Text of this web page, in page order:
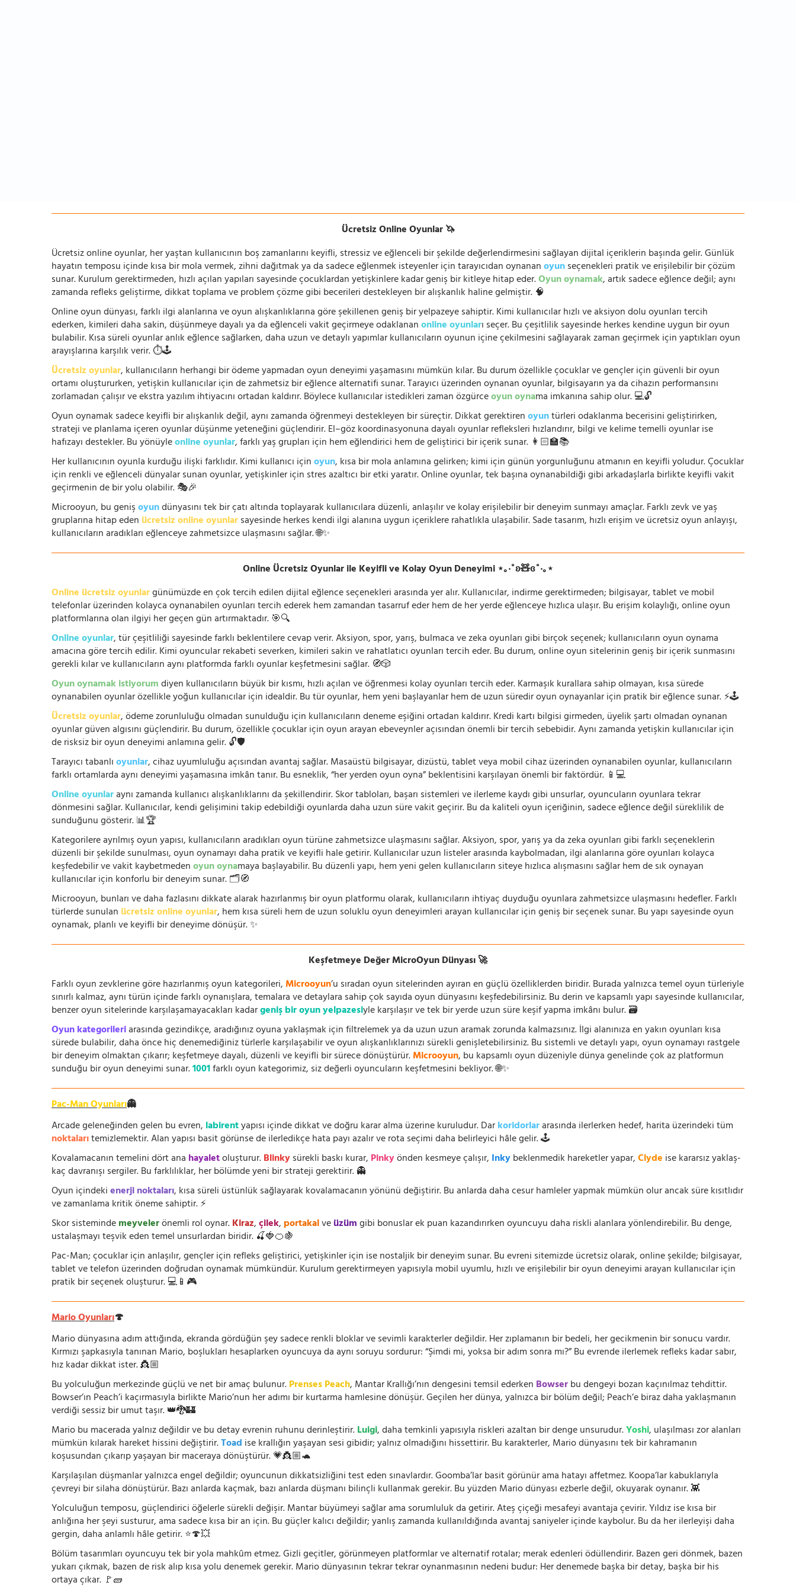
Ücretsiz Online Oyunlar 🦄
Ücretsiz online oyunlar, her yaştan kullanıcının boş zamanlarını keyifli, stressiz ve eğlenceli bir şekilde değerlendirmesini sağlayan dijital içeriklerin başında gelir. Günlük
hayatın temposu içinde kısa bir mola vermek, zihni dağıtmak ya da sadece eğlenmek isteyenler için tarayıcıdan oynananoyunseçenekleri pratik ve erişilebilir bir çözüm
sunar. Kurulum gerektirmeden, hızlı açılan yapıları sayesinde çocuklardan yetişkinlere kadar geniş bir kitleye hitap eder.Oyun oynamak, artık sadece eğlence değil; aynı
zamanda refleks geliştirme, dikkat toplama ve problem çözme gibi becerileri destekleyen bir alışkanlık haline gelmiştir. 🧠
Online oyun dünyası, farklı ilgi alanlarına ve oyun alışkanlıklarına göre şekillenen geniş bir yelpazeye sahiptir. Kimi kullanıcılar hızlı ve aksiyon dolu oyunları tercih
ederken, kimileri daha sakin, düşünmeye dayalı ya da eğlenceli vakit geçirmeye odaklananonline oyunları seçer. Bu çeşitlilik sayesinde herkes kendine uygun bir oyun
bulabilir. Kısa süreli oyunlar anlık eğlence sağlarken, daha uzun ve detaylı yapımlar kullanıcıların oyunun içine çekilmesini sağlayarak zaman geçirmek için yaptıkları oyun
arayışlarına karşılık verir. ⏱️🕹️
Ücretsiz oyunlar, kullanıcıların herhangi bir ödeme yapmadan oyun deneyimi yaşamasını mümkün kılar. Bu durum özellikle çocuklar ve gençler için güvenli bir oyun
ortamı oluştururken, yetişkin kullanıcılar için de zahmetsiz bir eğlence alternatifi sunar. Tarayıcı üzerinden oynanan oyunlar, bilgisayarın ya da cihazın performansını
zorlamadan çalışır ve ekstra yazılım ihtiyacını ortadan kaldırır. Böylece kullanıcılar istedikleri zaman özgürceoyun oynama imkanına sahip olur. 💻🔓
Oyun oynamak sadece keyifli bir alışkanlık değil, aynı zamanda öğrenmeyi destekleyen bir süreçtir. Dikkat gerektirenoyuntürleri odaklanma becerisini geliştirirken,
strateji ve planlama içeren oyunlar düşünme yeteneğini güçlendirir. El–göz koordinasyonuna dayalı oyunlar refleksleri hızlandırır, bilgi ve kelime temelli oyunlar ise
hafızayı destekler. Bu yönüyleonline oyunlar, farklı yaş grupları için hem eğlendirici hem de geliştirici bir içerik sunar. 👩🏻‍🏫📚
Her kullanıcının oyunla kurduğu ilişki farklıdır. Kimi kullanıcı içinoyun, kısa bir mola anlamına gelirken; kimi için günün yorgunluğunu atmanın en keyifli yoludur. Çocuklar
için renkli ve eğlenceli dünyalar sunan oyunlar, yetişkinler için stres azaltıcı bir etki yaratır. Online oyunlar, tek başına oynanabildiği gibi arkadaşlarla birlikte keyifli vakit
geçirmenin de bir yolu olabilir. 🎭🎉
Microoyun, bu genişoyundünyasını tek bir çatı altında toplayarak kullanıcılara düzenli, anlaşılır ve kolay erişilebilir bir deneyim sunmayı amaçlar. Farklı zevk ve yaş
gruplarına hitap eden ücretsiz online oyunlarsayesinde herkes kendi ilgi alanına uygun içeriklere rahatlıkla ulaşabilir. Sade tasarım, hızlı erişim ve ücretsiz oyun anlayışı,
kullanıcıların aradıkları eğlenceye zahmetsizce ulaşmasını sağlar. 🌐✨
Online Ücretsiz Oyunlar ile Keyifli ve Kolay Oyun Deneyimi ⋆｡‧˚ʚ🧸ɞ˚‧｡⋆
Online ücretsiz oyunlargünümüzde en çok tercih edilen dijital eğlence seçenekleri arasında yer alır. Kullanıcılar, indirme gerektirmeden; bilgisayar, tablet ve mobil
telefonlar üzerinden kolayca oynanabilen oyunları tercih ederek hem zamandan tasarruf eder hem de her yerde eğlenceye hızlıca ulaşır. Bu erişim kolaylığı, online oyun
platformlarına olan ilgiyi her geçen gün artırmaktadır. 🎯🔍
Online oyunlar, tür çeşitliliği sayesinde farklı beklentilere cevap verir. Aksiyon, spor, yarış, bulmaca ve zeka oyunları gibi birçok seçenek; kullanıcıların oyun oynama
amacına göre tercih edilir. Kimi oyuncular rekabeti severken, kimileri sakin ve rahatlatıcı oyunları tercih eder. Bu durum, online oyun sitelerinin geniş bir içerik sunmasını
gerekli kılar ve kullanıcıların aynı platformda farklı oyunlar keşfetmesini sağlar. 🧭🎲
Oyun oynamak istiyorumdiyen kullanıcıların büyük bir kısmı, hızlı açılan ve öğrenmesi kolay oyunları tercih eder. Karmaşık kurallara sahip olmayan, kısa sürede
oynanabilen oyunlar özellikle yoğun kullanıcılar için idealdir. Bu tür oyunlar, hem yeni başlayanlar hem de uzun süredir oyun oynayanlar için pratik bir eğlence sunar. ⚡🕹️
Ücretsiz oyunlar, ödeme zorunluluğu olmadan sunulduğu için kullanıcıların deneme eşiğini ortadan kaldırır. Kredi kartı bilgisi girmeden, üyelik şartı olmadan oynanan
oyunlar güven algısını güçlendirir. Bu durum, özellikle çocuklar için oyun arayan ebeveynler açısından önemli bir tercih sebebidir. Aynı zamanda yetişkin kullanıcılar için
de risksiz bir oyun deneyimi anlamına gelir. 🔓🛡️
Tarayıcı tabanlıoyunlar, cihaz uyumluluğu açısından avantaj sağlar. Masaüstü bilgisayar, dizüstü, tablet veya mobil cihaz üzerinden oynanabilen oyunlar, kullanıcıların
farklı ortamlarda aynı deneyimi yaşamasına imkân tanır. Bu esneklik, “her yerden oyun oyna” beklentisini karşılayan önemli bir faktördür. 📱💻
Online oyunlaraynı zamanda kullanıcı alışkanlıklarını da şekillendirir. Skor tabloları, başarı sistemleri ve ilerleme kaydı gibi unsurlar, oyuncuların oyunlara tekrar
dönmesini sağlar. Kullanıcılar, kendi gelişimini takip edebildiği oyunlarda daha uzun süre vakit geçirir. Bu da kaliteli oyun içeriğinin, sadece eğlence değil süreklilik de
sunduğunu gösterir. 📊🏆
Kategorilere ayrılmış oyun yapısı, kullanıcıların aradıkları oyun türüne zahmetsizce ulaşmasını sağlar. Aksiyon, spor, yarış ya da zeka oyunları gibi farklı seçeneklerin
düzenli bir şekilde sunulması, oyun oynamayı daha pratik ve keyifli hale getirir. Kullanıcılar uzun listeler arasında kaybolmadan, ilgi alanlarına göre oyunları kolayca
keşfedebilir ve vakit kaybetmedenoyun oynamaya başlayabilir. Bu düzenli yapı, hem yeni gelen kullanıcıların siteye hızlıca alışmasını sağlar hem de sık oynayan
kullanıcılar için konforlu bir deneyim sunar. 🗂️🧭
Microoyun, bunları ve daha fazlasını dikkate alarak hazırlanmış bir oyun platformu olarak, kullanıcıların ihtiyaç duyduğu oyunlara zahmetsizce ulaşmasını hedefler. Farklı
türlerde sunulan ücretsiz online oyunlar, hem kısa süreli hem de uzun soluklu oyun deneyimleri arayan kullanıcılar için geniş bir seçenek sunar. Bu yapı sayesinde oyun
oynamak, planlı ve keyifli bir deneyime dönüşür. ✨
Keşfetmeye Değer MicroOyun Dünyası 🚀
Farklı oyun zevklerine göre hazırlanmış oyun kategorileri,Microoyun’u sıradan oyun sitelerinden ayıran en güçlü özelliklerden biridir. Burada yalnızca temel oyun türleriyle
sınırlı kalmaz, aynı türün içinde farklı oynanışlara, temalara ve detaylara sahip çok sayıda oyun dünyasını keşfedebilirsiniz. Bu derin ve kapsamlı yapı sayesinde kullanıcılar,
benzer oyun sitelerinde karşılaşamayacakları kadargeniş bir oyun yelpazesiyle karşılaşır ve tek bir yerde uzun süre keşif yapma imkânı bulur. 🗃️
Oyun kategorileriarasında gezindikçe, aradığınız oyuna yaklaşmak için filtrelemek ya da uzun uzun aramak zorunda kalmazsınız. İlgi alanınıza en yakın oyunları kısa
sürede bulabilir, daha önce hiç denemediğiniz türlerle karşılaşabilir ve oyun alışkanlıklarınızı sürekli genişletebilirsiniz. Bu sistemli ve detaylı yapı, oyun oynamayı rastgele
bir deneyim olmaktan çıkarır; keşfetmeye dayalı, düzenli ve keyifli bir sürece dönüştürür.Microoyun, bu kapsamlı oyun düzeniyle dünya genelinde çok az platformun
sunduğu bir oyun deneyimi sunar.1001farklı oyun kategorimiz, siz değerli oyuncuların keşfetmesini bekliyor. 🌐✨
Pac-Man Oyunları👻
Arcade geleneğinden gelen bu evren, labirentyapısı içinde dikkat ve doğru karar alma üzerine kuruludur. Darkoridorlararasında ilerlerken hedef, harita üzerindeki tüm
noktalarıtemizlemektir. Alan yapısı basit görünse de ilerledikçe hata payı azalır ve rota seçimi daha belirleyici hâle gelir. 🕹️
Kovalamacanın temelini dört ana hayaletoluşturur.Blinkysürekli baskı kurar, Pinkyönden kesmeye çalışır, Inkybeklenmedik hareketler yapar,Clyde ise kararsız yaklaş-
kaç davranışı sergiler. Bu farklılıklar, her bölümde yeni bir strateji gerektirir. 👻
Oyun içindekienerji noktaları, kısa süreli üstünlük sağlayarak kovalamacanın yönünü değiştirir. Bu anlarda daha cesur hamleler yapmak mümkün olur ancak süre kısıtlıdır
ve zamanlama kritik öneme sahiptir. ⚡
Skor sistemindemeyvelerönemli rol oynar.Kiraz,çilek, portakalveüzümgibi bonuslar ek puan kazandırırken oyuncuyu daha riskli alanlara yönlendirebilir. Bu denge,
ustalaşmayı teşvik eden temel unsurlardan biridir. 🍒🍓🍊🍇
Pac-Man; çocuklar için anlaşılır, gençler için refleks geliştirici, yetişkinler için ise nostaljik bir deneyim sunar. Bu evreni sitemizde ücretsiz olarak, online şekilde; bilgisayar,
tablet ve telefon üzerinden doğrudan oynamak mümkündür. Kurulum gerektirmeyen yapısıyla mobil uyumlu, hızlı ve erişilebilir bir oyun deneyimi arayan kullanıcılar için
pratik bir seçenek oluşturur. 💻📱🎮
Mario Oyunları🍄
Mario dünyasına adım attığında, ekranda gördüğün şey sadece renkli bloklar ve sevimli karakterler değildir. Her zıplamanın bir bedeli, her gecikmenin bir sonucu vardır.
Kırmızı şapkasıyla tanınan Mario, boşlukları hesaplarken oyuncuya da aynı soruyu sordurur: “Şimdi mi, yoksa bir adım sonra mı?” Bu evrende ilerlemek refleks kadar sabır,
hız kadar dikkat ister. 👸🏼
Bu yolculuğun merkezinde güçlü ve net bir amaç bulunur.Prenses Peach, Mantar Krallığı’nın dengesini temsil ederken Bowserbu dengeyi bozan kaçınılmaz tehdittir.
Bowser’ın Peach’i kaçırmasıyla birlikte Mario’nun her adımı bir kurtarma hamlesine dönüşür. Geçilen her dünya, yalnızca bir bölüm değil; Peach’e biraz daha yaklaşmanın
verdiği sessiz bir umut taşır. 👑🐉🏰
Mario bu macerada yalnız değildir ve bu detay evrenin ruhunu derinleştirir.Luigi, daha temkinli yapısıyla riskleri azaltan bir denge unsurudur.Yoshi, ulaşılması zor alanları
mümkün kılarak hareket hissini değiştirir.Toad ise krallığın yaşayan sesi gibidir; yalnız olmadığını hissettirir. Bu karakterler, Mario dünyasını tek bir kahramanın
koşusundan çıkarıp yaşayan bir maceraya dönüştürür. 💗👸🏼🐢
Karşılaşılan düşmanlar yalnızca engel değildir; oyuncunun dikkatsizliğini test eden sınavlardır. Goomba’lar basit görünür ama hatayı affetmez. Koopa’lar kabuklarıyla
çevreyi bir silaha dönüştürür. Bazı anlarda kaçmak, bazı anlarda düşmanı bilinçli kullanmak gerekir. Bu yüzden Mario dünyası ezberle değil, okuyarak oynanır. 👾
Yolculuğun temposu, güçlendirici öğelerle sürekli değişir. Mantar büyümeyi sağlar ama sorumluluk da getirir. Ateş çiçeği mesafeyi avantaja çevirir. Yıldız ise kısa bir
anlığına her şeyi susturur, ama sadece kısa bir an için. Bu güçler kalıcı değildir; yanlış zamanda kullanıldığında avantaj saniyeler içinde kaybolur. Bu da her ilerleyişi daha
gergin, daha anlamlı hâle getirir. ⭐🍄💥
Bölüm tasarımları oyuncuyu tek bir yola mahkûm etmez. Gizli geçitler, görünmeyen platformlar ve alternatif rotalar; merak edenleri ödüllendirir. Bazen geri dönmek, bazen
yukarı çıkmak, bazen de risk alıp kısa yolu denemek gerekir. Mario dünyasının tekrar tekrar oynanmasının nedeni budur: Her denemede başka bir detay, başka bir his
ortaya çıkar. 🚩🧱